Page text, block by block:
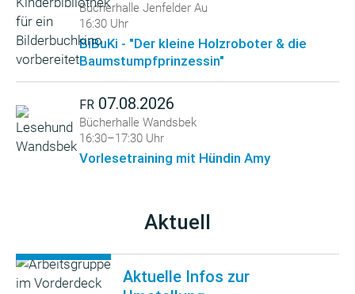
Bücherhalle Jenfelder Au
16:30 Uhr
BiBuKi - "Der kleine Holzroboter & die
Baumstumpfprinzessin"
FR 07.08.2026
Bücherhalle Wandsbek
16:30–17:30 Uhr
Vorlesetraining mit Hündin Amy
Aktuell
Aktuelle Infos zur